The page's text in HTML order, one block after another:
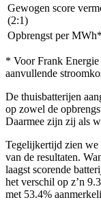
Gewogen score
(2:1)
Opbrengst per MWh*
* Voor Frank Energie
aanvullende
De thuisbatterijen
op zowel de
Daarmee zijn zij als
Tegelijkertijd zien we
van de resultaten.
laagst scorende
het verschil op z’n
met 53.4%